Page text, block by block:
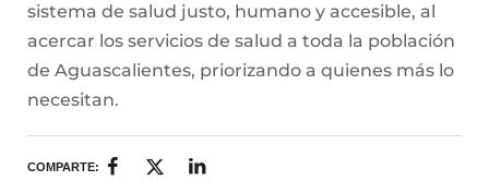
sistema de salud justo, humano y accesible, al
acercar los servicios de salud a toda la población
de Aguascalientes, priorizando a quienes más lo
necesitan.
COMPARTE: